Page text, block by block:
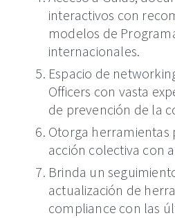
interactivos con
modelos de
internacionales.
Espacio de
Officers con vasta
de prevención de la
Otorga herramientas
acción colectiva con
Brinda un
actualización de
compliance con las